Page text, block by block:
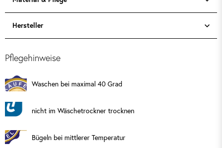
Hersteller
Pflegehinweise
Waschen bei maximal 40 Grad
nicht im Wäschetrockner trocknen
Bügeln bei mittlerer Temperatur